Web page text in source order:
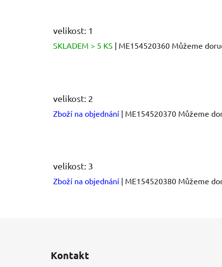
velikost: 1
SKLADEM > 5 KS | ME154520360 Můžeme
velikost: 2
Zboží na objednání | ME154520370 Můžeme
velikost: 3
Zboží na objednání | ME154520380 Můžeme
Kontakt